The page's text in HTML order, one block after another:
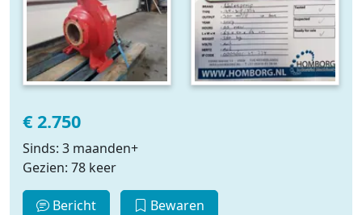
€ 2.750
Sinds: 3 maanden+
Gezien: 78 keer
Bericht Bewaren